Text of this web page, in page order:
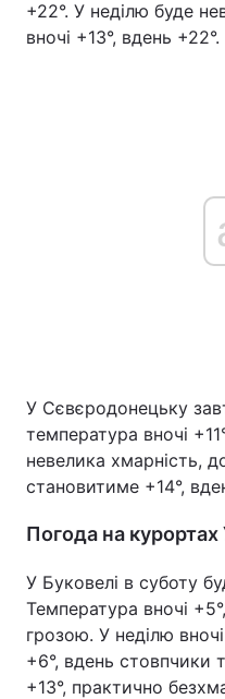
+22°. У неділю буде
вночі +13°, вдень +22°.
У Сєвєродонецьку
температура вночі
невелика хмарність,
становитиме +14°,
Погода на курортах
У Буковелі в суботу
Температура вночі
грозою. У неділю
+6°, вдень стовпчики
+13°, практично